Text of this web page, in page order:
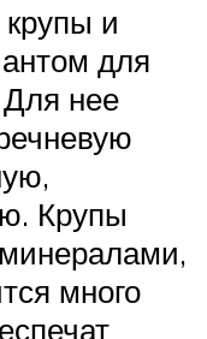
и
для
Для нее
Крупы
много